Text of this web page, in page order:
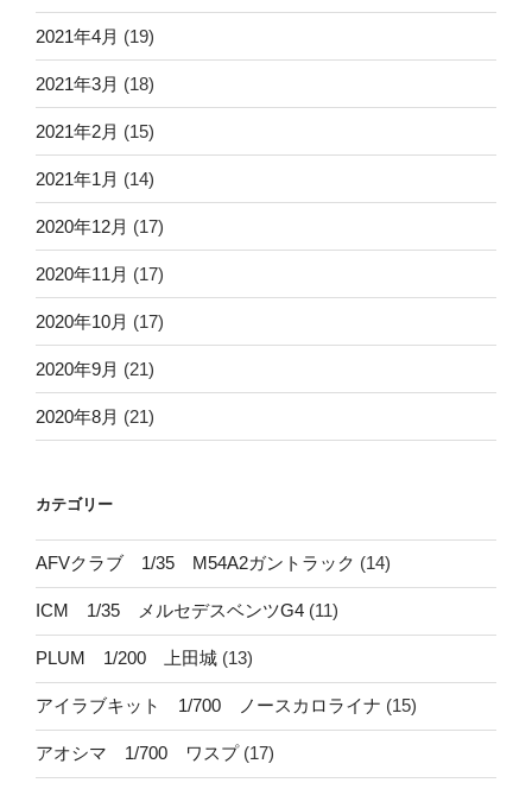
2021年4月 (19)
2021年3月 (18)
2021年2月 (15)
2021年1月 (14)
2020年12月 (17)
2020年11月 (17)
2020年10月 (17)
2020年9月 (21)
2020年8月 (21)
カテゴリー
AFVクラブ 1/35 M54A2ガントラック (14)
ICM 1/35 メルセデスベンツG4 (11)
PLUM 1/200 上田城 (13)
アイラブキット 1/700 ノースカロライナ (15)
アオシマ 1/700 ワスプ(17)